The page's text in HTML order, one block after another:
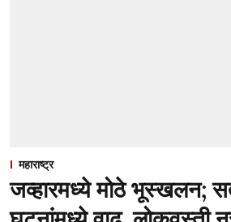
महाराष्ट्र
जव्हारमध्ये मोठे भूस्खलन;